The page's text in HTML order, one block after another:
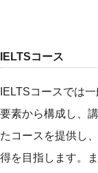
IELTSコース
IELTSコースでは
要素から構成し、
たコースを提供し
得を目指します。